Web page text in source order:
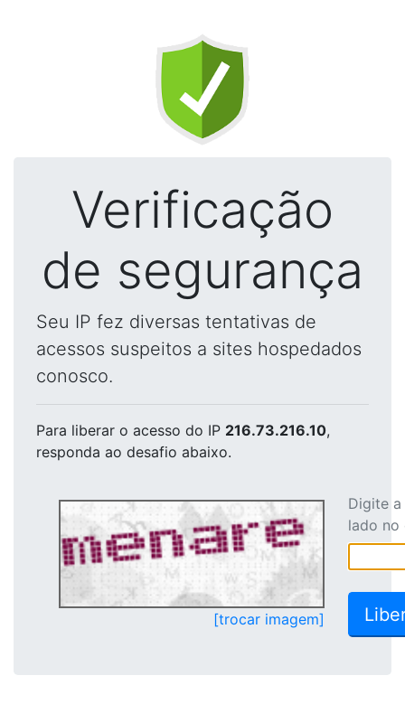
Verificação
de segurança
Seu IP fez diversas tentativas de
acessos suspeitos a sites hospedados
conosco.
Para liberar o acesso do IP 216.73.216.10,
responda ao desafio abaixo.
[trocar imagem]
Digite
lado no